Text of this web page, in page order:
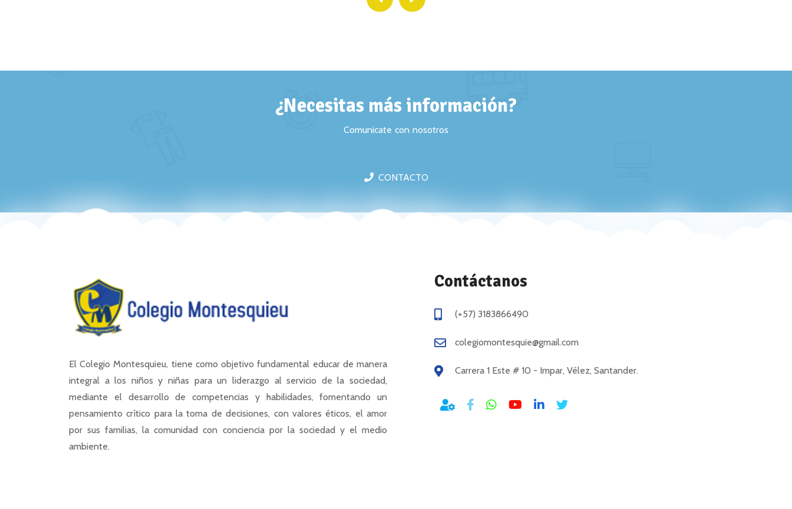
¿Necesitas más información?
Comunicate con nosotros
CONTACTO
El Colegio Montesquieu, tiene como objetivo fundamental educar de manera
integral a los niños y niñas para un liderazgo al servicio de la sociedad,
mediante el desarrollo de competencias y habilidades, fomentando un
pensamiento crítico para la toma de decisiones, con valores éticos, el amor
por sus familias, la comunidad con conciencia por la sociedad y el medio
ambiente.
Contáctanos
(+57) 3183866490
colegiomontesquie@gmail.com
Carrera 1 Este # 10 - Impar, Vélez, Santander.